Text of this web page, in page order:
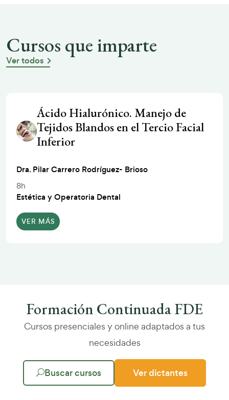
Cursos que imparte
Ver todos
Ácido Hialurónico. Manejo de
Tejidos Blandos en el Tercio Facial
Inferior
Dra. Pilar Carrero Rodríguez- Brioso
8h
Estética y Operatoria Dental
VER MÁS
Formación Continuada FDE
Cursos presenciales y online adaptados a tus
necesidades
Buscar cursos Ver dictantes